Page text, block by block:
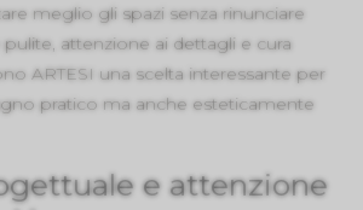
meglio gli spazi senza rinunciare
pulite, attenzione ai dettagli e cura
ARTESI una scelta interessante per
pratico ma anche esteticamente
e attenzione